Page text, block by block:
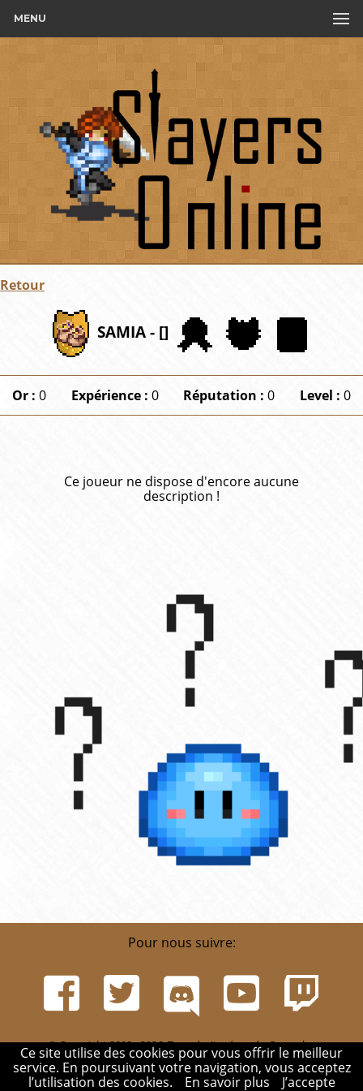
MENU
Retour
SAMIA - []
Or :0 Expérience : 0 Réputation :0 Level : 0
Ce joueur ne dispose d'encore aucune
description !
Pour nous suivre:
© Copyright 2002 - 2026. Tous droits réservés. Pour plus
d'informations, rendez-vous sur la page Infos.
Mentions légales-Contact-Réglement-Mon compte
Ce site utilise des cookies pour vous offrir le meilleur
service. En poursuivant votre navigation, vous acceptez
l’utilisation des cookies.
En savoir plus J’accepte